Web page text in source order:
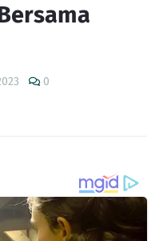
0